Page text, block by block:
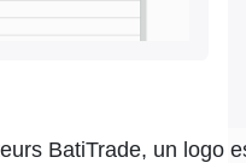
BatiTrade, un logo